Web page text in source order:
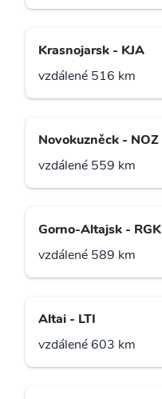
Krasnojarsk - KJA
vzdálené 516 km
Novokuzněck - NOZ
vzdálené 559 km
Gorno-Altajsk - RGK
vzdálené 589 km
Altai - LTI
vzdálené 603 km